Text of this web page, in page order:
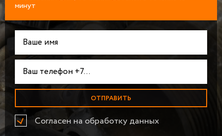
минут
Согласен на обработку данных